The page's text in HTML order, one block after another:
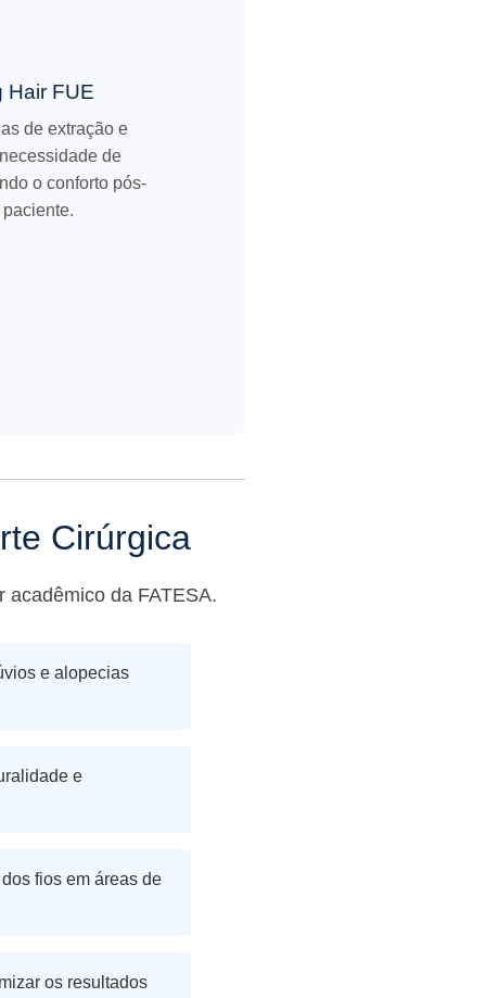
Hair FUE
de extração e
de
o conforto pós-
Cirúrgica
acadêmico da FATESA.
e alopecias
e
fios em áreas de
os resultados